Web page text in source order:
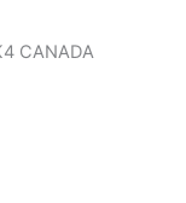
CANADA